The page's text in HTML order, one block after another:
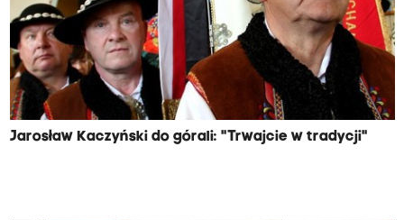
Jarosław Kaczyński do górali: "Trwajcie w tradycji"